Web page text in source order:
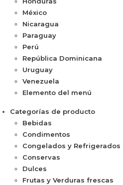
México
Nicaragua
Paraguay
Perú
República Dominicana
Uruguay
Venezuela
Elemento del menú
Categorías de producto
Bebidas
Condimentos
Congelados y Refrigerados
Conservas
Dulces
Frutas y Verduras frescas